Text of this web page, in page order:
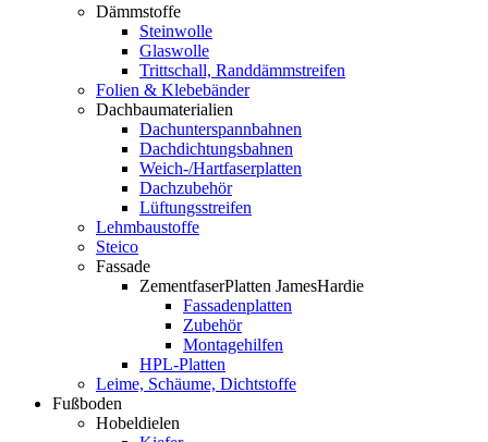
Dämmstoffe
Steinwolle
Glaswolle
Trittschall, Randdämmstreifen
Folien & Klebebänder
Dachbaumaterialien
Dachunterspannbahnen
Dachdichtungsbahnen
Weich-/Hartfaserplatten
Dachzubehör
Lüftungsstreifen
Lehmbaustoffe
Steico
Fassade
ZementfaserPlatten JamesHardie
Fassadenplatten
Zubehör
Montagehilfen
HPL-Platten
Leime, Schäume, Dichtstoffe
Fußboden
Hobeldielen